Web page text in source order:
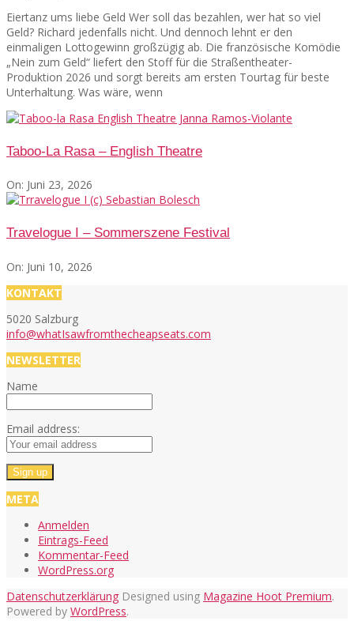
Eiertanz ums liebe Geld Wer soll das bezahlen, wer hat so viel
Geld? Richard jedenfalls nicht. Und dennoch lehnt er den
einmaligen Lottogewinn großzügig ab. Die französische Komödie
„Nein zum Geld“ liefert den Stoff für die Straßentheater-
Produktion 2026 und sorgt bereits am ersten Tourtag für beste
Unterhaltung. Was wäre, wenn
Taboo-La Rasa – English Theatre
On: Juni 23, 2026
Travelogue I – Sommerszene Festival
On: Juni 10, 2026
KONTAKT
5020 Salzburg
info@whatIsawfromthecheapseats.com
NEWSLETTER
Name
Email address:
META
Anmelden
Eintrags-Feed
Kommentar-Feed
WordPress.org
Datenschutzerklärung Designed using Magazine Hoot Premium.
Powered by WordPress.